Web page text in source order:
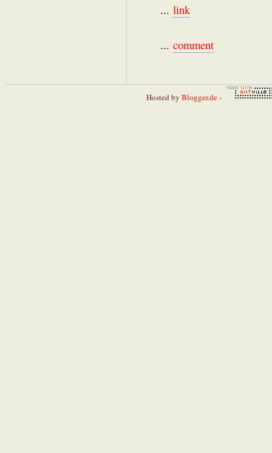
... link
... comment
Hosted by Blogger.de-